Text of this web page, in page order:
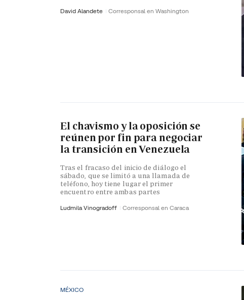
David Alandete Corresponsal en Washington
El chavismo y la oposición se
reúnen por fin para negociar
la transición en Venezuela
Tras el fracaso del inicio de diálogo el
sábado, que se limitó a una llamada de
teléfono, hoy tiene lugar el primer
encuentro entre ambas partes
Ludmila Vinogradoff Corresponsal en Caraca
MÉXICO